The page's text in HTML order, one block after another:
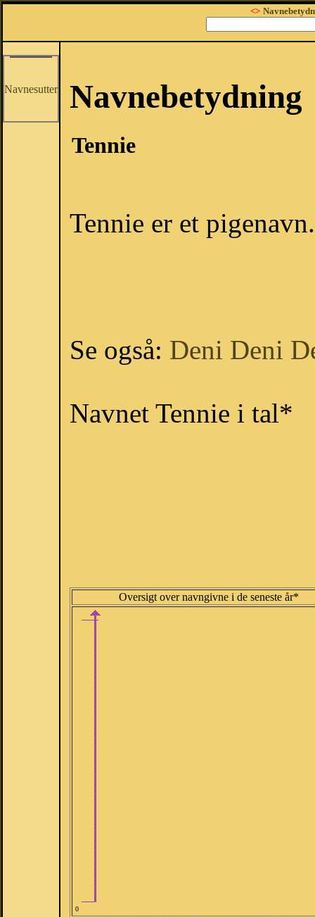
<>
Navnesutter Navnebetydning
Tennie
Tennie er et pigenavn.
Se også: Deni Deni
Navnet Tennie i tal*
Oversigt over navngivne i de seneste år*
0